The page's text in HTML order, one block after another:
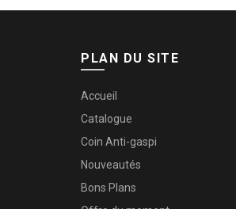
PLAN DU SITE
Accueil
Catalogue
Coin Anti-gaspi
Nouveautés
Bons Plans